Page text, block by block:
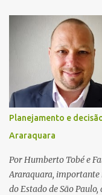
suspeito alegou que
e passou a orientar a
ser realizados. Dias
PDF simulando uma
Na sequência, entrou
link, orientando a
concluir a suposta
procedimento, a conta
horas. Sem conseguir
novamente contato com
resposta. Na segunda-fe...
Planejamento e
Araraquara
Por Humberto Tobé e
Araraquara, importante
do Estado de São